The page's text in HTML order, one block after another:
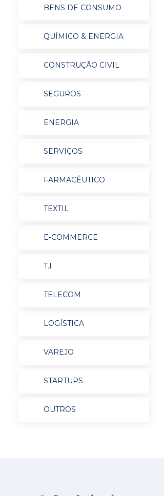
BENS DE CONSUMO
QUÍMICO & ENERGIA
CONSTRUÇÃO CIVIL
SEGUROS
ENERGIA
SERVIÇOS
FARMACÊUTICO
TEXTIL
E-COMMERCE
T.I
TELECOM
LOGÍSTICA
VAREJO
STARTUPS
OUTROS